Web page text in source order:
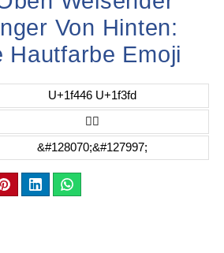
Von Hinten:
Hautfarbe Emoji
U+1f446 U+1f3fd
👆🏽
&#128070;&#127997;